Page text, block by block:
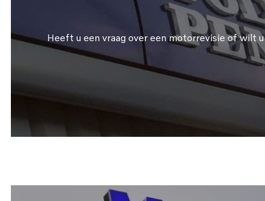
Heeft u een vraag over een motorrevisie of wilt